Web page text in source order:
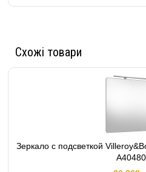
Схожі товари
Зеркало с подсветкой